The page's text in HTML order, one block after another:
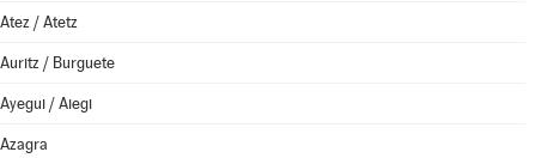
Atez / Atetz
Auritz / Burguete
Ayegui / Aiegi
Azagra